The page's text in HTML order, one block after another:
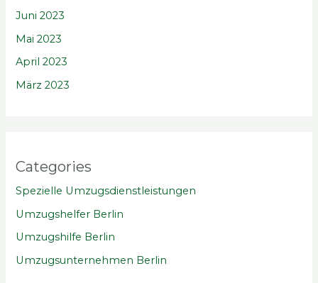
Juni 2023
Mai 2023
April 2023
März 2023
Categories
Spezielle Umzugsdienstleistungen
Umzugshelfer Berlin
Umzugshilfe Berlin
Umzugsunternehmen Berlin